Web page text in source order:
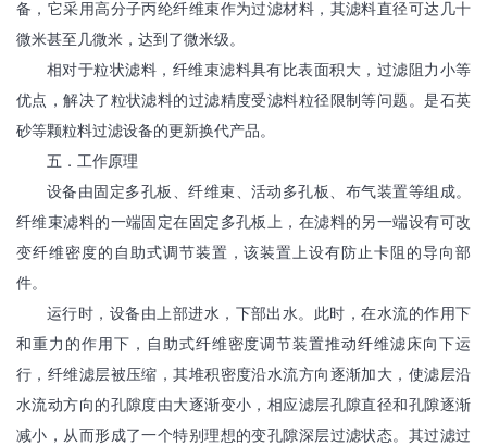
备，它采用高分子丙纶纤维束作为过滤材料，其滤料直径可达几十
微米甚至几微米，达到了微米级。
相对于粒状滤料，纤维束滤料具有比表面积大，过滤阻力小等
优点，解决了粒状滤料的过滤精度受滤料粒径限制等问题。是石英
砂等颗粒料过滤设备的更新换代产品。
五．工作原理
设备由固定多孔板、纤维束、活动多孔板、布气装置等组成。
纤维束滤料的一端固定在固定多孔板上，在滤料的另一端设有可改
变纤维密度的自助式调节装置，该装置上设有防止卡阻的导向部
件。
运行时，设备由上部进水，下部出水。此时，在水流的作用下
和重力的作用下，自助式纤维密度调节装置推动纤维滤床向下运
行，纤维滤层被压缩，其堆积密度沿水流方向逐渐加大，使滤层沿
水流动方向的孔隙度由大逐渐变小，相应滤层孔隙直径和孔隙逐渐
减小，从而形成了一个特别理想的变孔隙深层过滤状态。其过滤过